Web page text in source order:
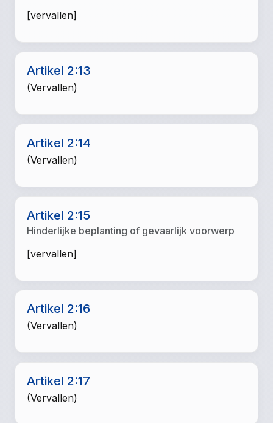
[vervallen]
Artikel 2:13
(Vervallen)
Artikel 2:14
(Vervallen)
Artikel 2:15
Hinderlijke beplanting of gevaarlijk voorwerp
[vervallen]
Artikel 2:16
(Vervallen)
Artikel 2:17
(Vervallen)